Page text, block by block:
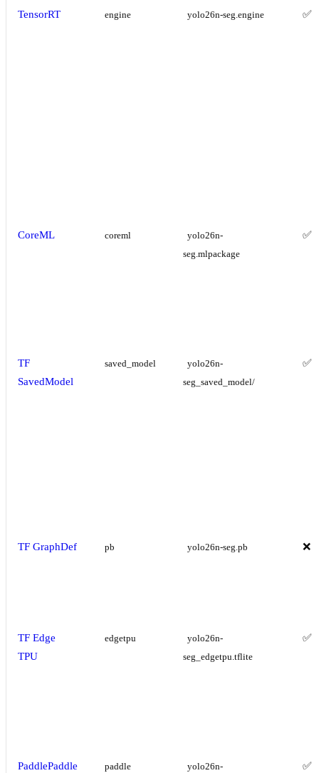
TensorRT engine yolo26n-seg.engine ✅
CoreML coreml
yolo26n-
seg.mlpackage
✅
TF
SavedModel
saved_model
yolo26n-
seg_saved_model/
✅
TF GraphDef pb yolo26n-seg.pb ❌
TF Edge
TPU
edgetpu
yolo26n-
seg_edgetpu.tflite
✅
PaddlePaddle paddle
yolo26n-
✅